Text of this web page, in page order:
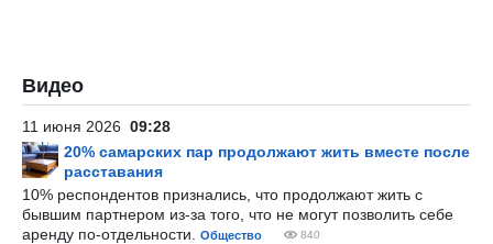
Видео
11 июня 2026 09:28
20% самарских пар продолжают жить вместе после
расставания
10% респондентов признались, что продолжают жить с
бывшим партнером из-за того, что не могут позволить себе
аренду по-отдельности.
Общество 840